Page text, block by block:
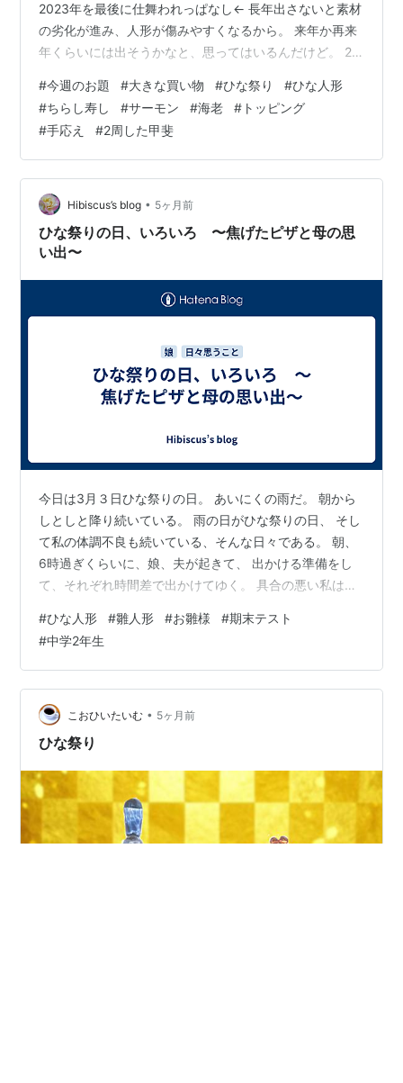
2023年を最後に仕舞われっぱなし← 長年出さないと素材
の劣化が進み、人形が傷みやすくなるから。 来年か再来
年くらいには出そうかなと、思ってはいるんだけど。 2
億劫なの。 何より、今は目の前の「今年のひな祭り」に
集中しなきゃなので... 未来のぽち頑張って（ある意味他
力本願）！← てことで、今年は簡易ひな人形。 ほんと簡
易も簡易、サッとだしてサッと仕舞えるやつで。 おまけ
に下が起き上がりこぼしみたいになってるやつで。 午年
なのにうさ…
#今週のお題 #大きな買い物 #ひな祭り #ひな人形
#ちらし寿し #サーモン #海老 # トッピング
#手応え #2周した甲斐
Hibiscus’s blog • 5ヶ月前
ひな祭りの日、いろいろ 〜焦げたピザと母の思
い出〜
今日は3月３日ひな祭りの日。 あいにくの雨だ。 朝から
しとしと降り続いている。 雨の日がひな祭りの日、 そし
て私の体調不良も続いている、そんな日々である。 朝、
6時過ぎくらいに、娘、夫が起きて、 出かける準備をし
て、それぞれ時間差で出かけてゆく。 具合の悪い私は寝
おにぎりとお茶も用意してあげられない。 悪いなーと思
いつつ、早く良くなるように専念することにする。 やが
て期末テスト中の娘は、お昼過ぎに帰って来た。 「ただ
いま～！」 帰るなり、開口一番に娘が言った。 「なんか
さあ、なぜか知らないけれど、いつもの降りる駅より一
つ前で降りて、 呆然と…
#ひな人形 #雛人形 #お雛様 #期末テスト
#中学2年生
こおひいたいむ • 5ヶ月前
ひな祭り